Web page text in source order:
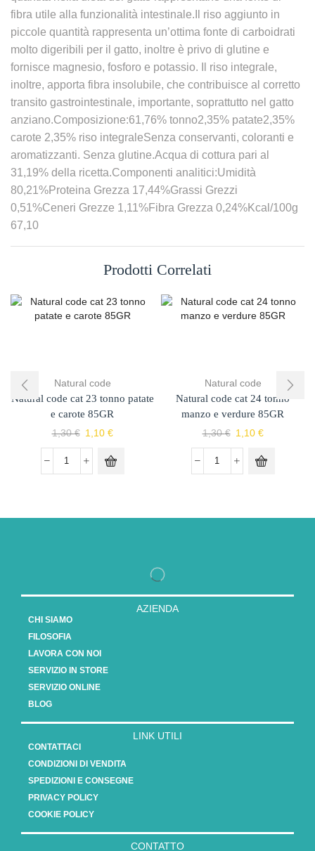
fibra utile alla funzionalità intestinale.Il riso aggiunto in
piccole quantità rappresenta un’ottima fonte di carboidrati
molto digeribili per il gatto, inoltre è privo di glutine e
fornisce magnesio, fosforo e potassio. Il riso integrale,
inoltre, apporta fibra insolubile, che contribuisce al corretto
transito gastrointestinale, importante, soprattutto nel gatto
anziano.Composizione:61,76% tonno2,35% patate2,35%
carote 2,35% riso integraleSenza conservanti, coloranti e
aromatizzanti. Senza glutine.Acqua di cottura pari al
31,19% della ricetta.Componenti analitici:Umidità
80,21%Proteina Grezza 17,44%Grassi Grezzi
0,51%Ceneri Grezze 1,11%Fibra Grezza 0,24%Kcal/100g
67,10
Prodotti Correlati
Natural code
Natural code cat 23 tonno patate
e carote 85GR
1,30€ 1,10 €
Natural code
Natural code cat 24 tonno
manzo e verdure 85GR
1,30€ 1,10 €
AZIENDA
CHI SIAMO
FILOSOFIA
LAVORA CON NOI
SERVIZIO IN STORE
SERVIZIO ONLINE
BLOG
LINK UTILI
CONTATTACI
CONDIZIONI DI VENDITA
SPEDIZIONI E CONSEGNE
PRIVACY POLICY
COOKIE POLICY
CONTATTO